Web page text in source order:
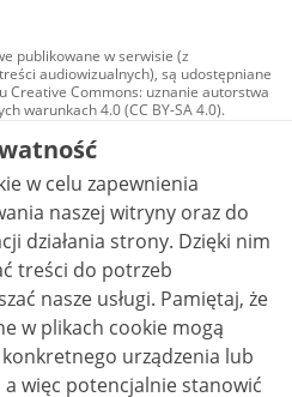
publikowane w serwisie (z
audiowizualnych), są udostępniane
Creative Commons: uznanie autorstwa
warunkach 4.0 (CC BY-SA 4.0).
w tym zdjęcia, materiały
udostępniane na licencji typu
uznanie autorstwa użycie
bez utworów zależnych 4.0 (CC BY-
nie jest to stwierdzone inaczej.
w celu zapewnienia
naszej witryny oraz do
strony. Dzięki nim
treści do potrzeb
usługi. Pamiętaj, że
w plikach cookie mogą
urządzenia lub
więc potencjalnie stanowić